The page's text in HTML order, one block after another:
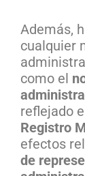
Además,
cualquier
como el
reflejado
Registro
efectos
de